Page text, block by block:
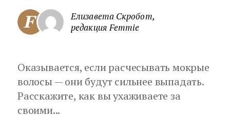
Елизавета Скробот,
редакция Femmie
Оказывается, если расчесывать мокрые
волосы — они будут сильнее выпадать.
Расскажите, как вы ухаживаете за
своими...